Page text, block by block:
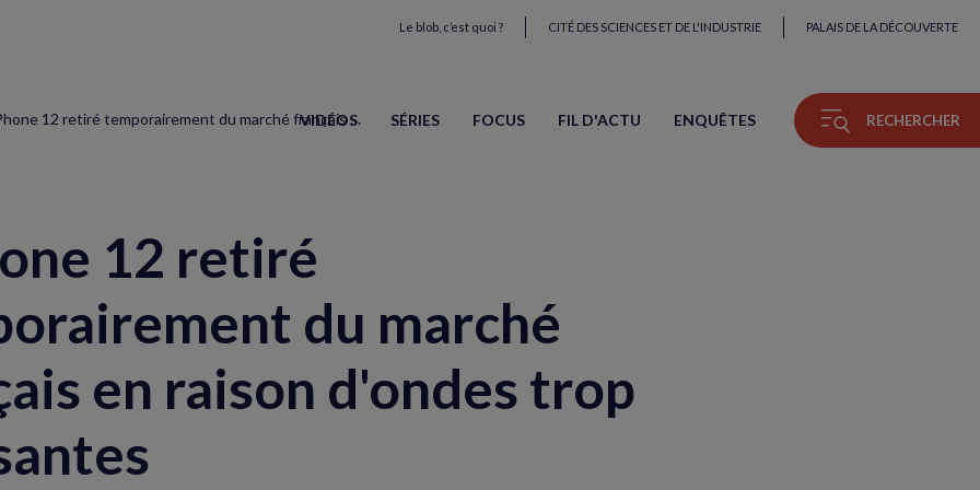
Le blob, c’est quoi ? CITÉ DES SCIENCES ET DE L'INDUSTRIE PALAIS DE LA DÉCOUVERTE
VIDÉOS SÉRIES FOCUS FIL D'ACTU ENQUÊTES RECHERCHER
L'iPhone 12 retiré temporairement du marché français en raison d'ondes trop puissantes
12 retiré
du marché
en raison d'ondes trop